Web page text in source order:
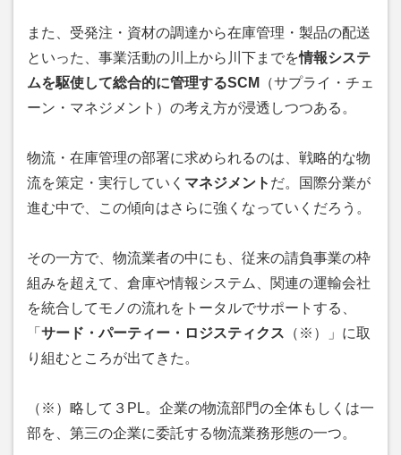
また、受発注・資材の調達から在庫管理・製品の配送
といった、事業活動の川上から川下までを情報システ
ムを駆使して総合的に管理するSCM
（サプライ・チェ
ーン・マネジメント）の考え方が浸透しつつある。
物流・在庫管理の部署に求められるのは、戦略的な物
流を策定・実行していく マネジメント だ。国際分業が
進む中で、この傾向はさらに強くなっていくだろう。
その一方で、物流業者の中にも、従来の請負事業の枠
組みを超えて、倉庫や情報システム、関連の運輸会社
を統合してモノの流れをトータルでサポートする、
「 サード・パーティー・ロジスティクス （※）」に取
り組むところが出てきた。
（※）略して３PL。企業の物流部門の全体もしくは一
部を、第三の企業に委託する物流業務形態の一つ。